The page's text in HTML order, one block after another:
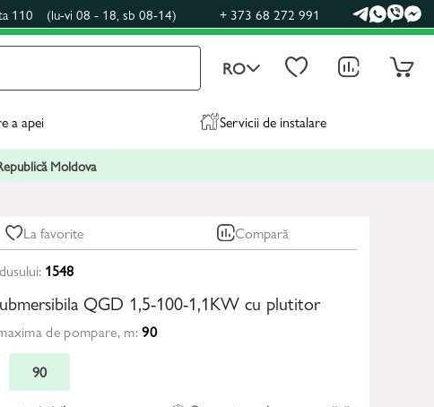
110 (lu-vi 08 - 18, sb 08-14) + 373 68 272 991
RO
a apei Servicii de instalare
Moldova
La favorite
Compară
1548
QGD 1,5-100-1,1KW cu plutitor
de pompare, m:90
90